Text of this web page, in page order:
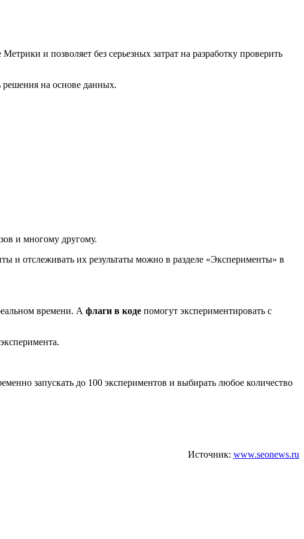
и позволяет без серьезных затрат на разработку проверить
на основе данных.
и многому другому.
и отслеживать их результаты можно в разделе «Эксперименты» в
времени. А флаги в коде помогут экспериментировать с
запускать до 100 экспериментов и выбирать любое количество
Источник: www.seonews.ru